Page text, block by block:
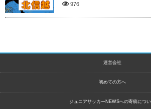
976
運営会社
初めての方へ
ジュニアサッカーNEWSへの寄稿につ